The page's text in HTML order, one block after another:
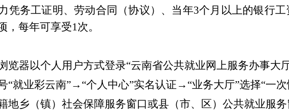
凭务工证明、劳动合同（协议）、当年3个月以上的银行
，每年可享受1次。
览器以个人用户方式登录“云南省公共就业网上服务办事大
“就业彩云南”→“个人中心”实名认证 →“业务大厅”选择“一
地乡（镇）社会保障服务窗口或县（市、区）公共就业服务